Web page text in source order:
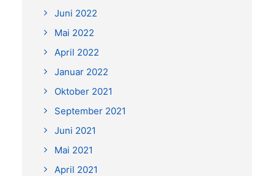
Juni 2022
Mai 2022
April 2022
Januar 2022
Oktober 2021
September 2021
Juni 2021
Mai 2021
April 2021